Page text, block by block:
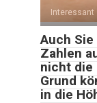
Interessant
Auch
Zahlen
nicht die
Grund
in die